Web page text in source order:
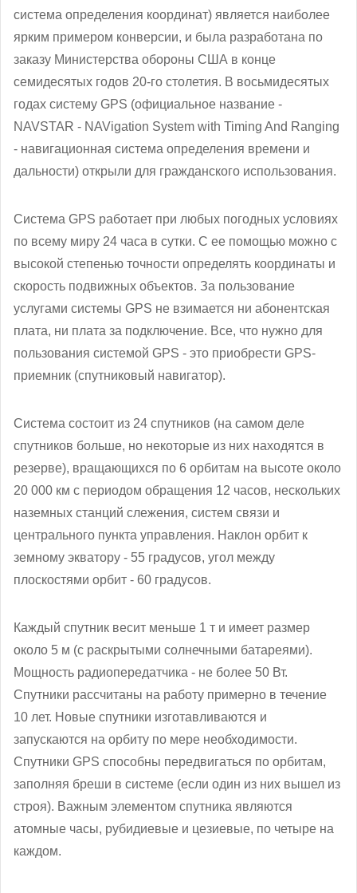
система определения координат) является наиболее
ярким примером конверсии, и была разработана по
заказу Министерства обороны США в конце
семидесятых годов 20-го столетия. В восьмидесятых
годах систему GPS (официальное название -
NAVSTAR - NAVigation System with Timing And Ranging
- навигационная система определения времени и
дальности) открыли для гражданского использования.
Система GPS работает при любых погодных условиях
по всему миру 24 часа в сутки. С ее помощью можно с
высокой степенью точности определять координаты и
скорость подвижных объектов. За пользование
услугами системы GPS не взимается ни абонентская
плата, ни плата за подключение. Все, что нужно для
пользования системой GPS - это приобрести GPS-
приемник (спутниковый навигатор).
Система состоит из 24 спутников (на самом деле
спутников больше, но некоторые из них находятся в
резерве), вращающихся по 6 орбитам на высоте около
20 000 км с периодом обращения 12 часов, нескольких
наземных станций слежения, систем связи и
центрального пункта управления. Наклон орбит к
земному экватору - 55 градусов, угол между
плоскостями орбит - 60 градусов.
Каждый спутник весит меньше 1 т и имеет размер
около 5 м (с раскрытыми солнечными батареями).
Мощность радиопередатчика - не более 50 Вт.
Спутники рассчитаны на работу примерно в течение
10 лет. Новые спутники изготавливаются и
запускаются на орбиту по мере необходимости.
Спутники GPS способны передвигаться по орбитам,
заполняя бреши в системе (если один из них вышел из
строя). Важным элементом спутника являются
атомные часы, рубидиевые и цезиевые, по четыре на
каждом.